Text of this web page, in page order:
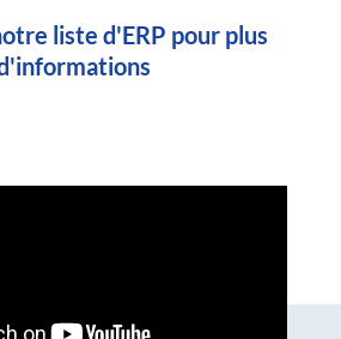
liste d'ERP pour plus